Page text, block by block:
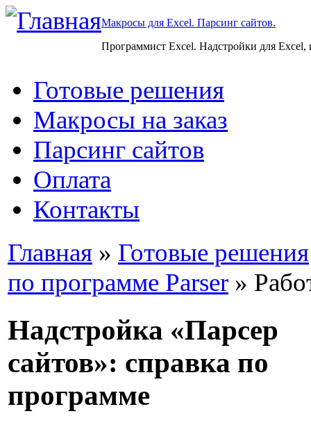
Макросы для Excel. Парсинг сайтов.
Программист Excel. Надстройки для Excel,
Готовые решения
Макросы на заказ
Парсинг сайтов
Оплата
Контакты
Главная » Готовые решения
по программе Parser »
Надстройка «Парсер
сайтов»: справка по
программе